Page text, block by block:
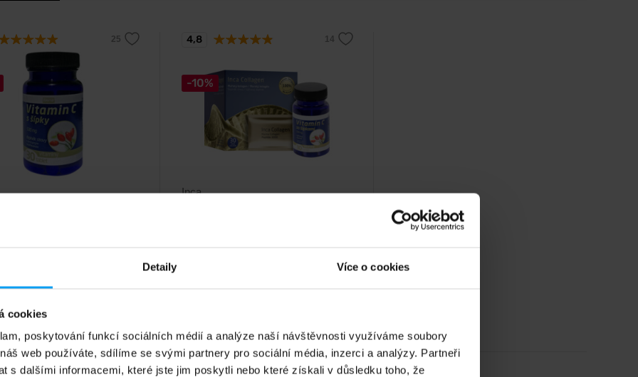
Detaily Více o cookies
cookies
poskytování funkcí sociálních médií a analýze naší návštěvnosti využíváme soubory
web používáte, sdílíme se svými partnery pro sociální média, inzerci a analýzy. Partneři
s dalšími informacemi, které jste jim poskytli nebo které získali v důsledku toho, že
-10%
Inca
1224Kč
4,8